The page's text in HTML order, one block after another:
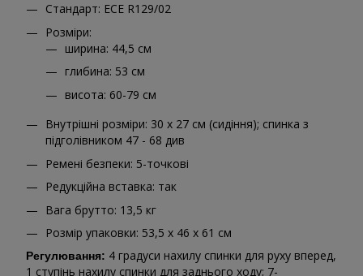
Стандарт: ECE R129/02
Розміри:
ширина: 44,5 см
глибина: 53 см
висота: 60-79 см
Внутрішні розміри: 30 х 27 см (сидіння); спинка з
підголівником 47 - 68 див
Ремені безпеки: 5-точкові
Редукційна вставка: так
Вага брутто: 13,5 кг
Розмір упаковки: 53,5 х 46 х 61 см
Регулювання: 4 градуси нахилу спинки для руху вперед,
1 ступінь нахилу спинки для заднього ходу; 7-